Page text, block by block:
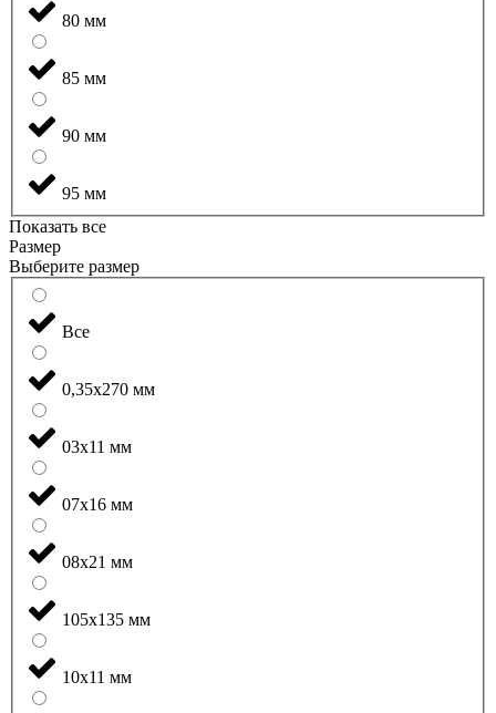
80 мм
85 мм
90 мм
95 мм
Показать все
Размер
Выберите размер
Все
0,35x270 мм
03x11 мм
07x16 мм
08x21 мм
105x135 мм
10x11 мм